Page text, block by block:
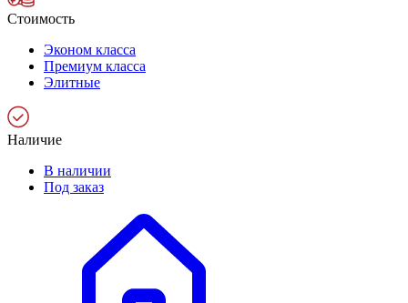
Стоимость
Эконом класса
Премиум класса
Элитные
Наличие
В наличии
Под заказ